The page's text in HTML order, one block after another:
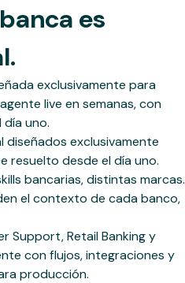
es
exclusivamente para
live en semanas, con
uno.
diseñados exclusivamente
resuelto desde el día uno.
bancarias, distintas marcas.
el contexto de cada banco,
Support, Retail Banking y
con flujos, integraciones y
producción.